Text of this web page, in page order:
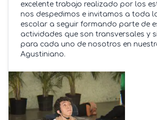
excelente trabajo realizado por los
nos despedimos e invitamos a toda
escolar a seguir formando parte de
actividades que son transversales y
para cada uno de nosotros en
Agustiniano.